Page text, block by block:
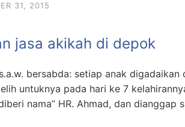
31, 2015
jasa akikah di depok
bersabda: setiap anak digadaikan
untuknya pada hari ke 7
nama” HR. Ahmad, dan dianggap